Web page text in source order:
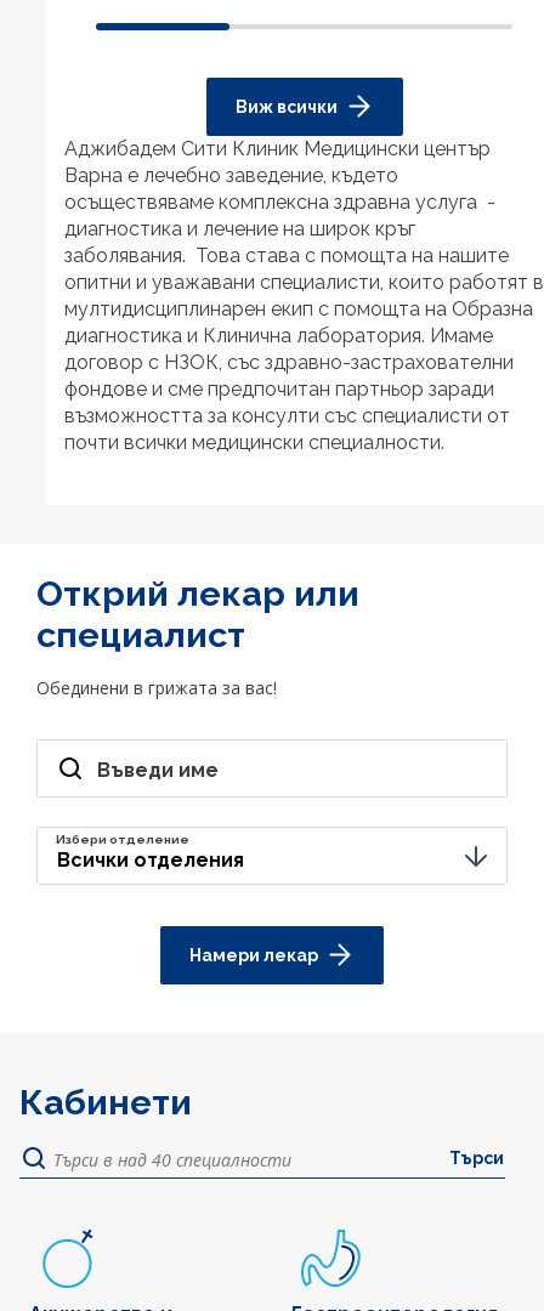
Виж всички
Аджибадем Сити Клиник Медицински център
Варна е лечебно заведение, където
осъществяваме комплексна здравна услуга -
диагностика и лечение на широк кръг
заболявания. Това става с помощта на нашите
опитни и уважавани специалисти, които работят в
мултидисциплинарен екип с помощта на Образна
диагностика и Клинична лаборатория. Имаме
договор с НЗОК, със здравно-застрахователни
фондове и сме предпочитан партньор заради
възможността за консулти със специалисти от
почти всички медицински специалности.
Открий лекар или
специалист
Обединени в грижата за вас!
Въведи име
Избери отделение
Намери лекар
Кабинети
Търси